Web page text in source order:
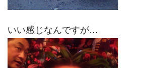
いい感じなんですが…